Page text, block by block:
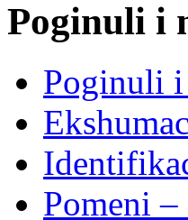
Poginuli i
Poginuli i
Pomeni